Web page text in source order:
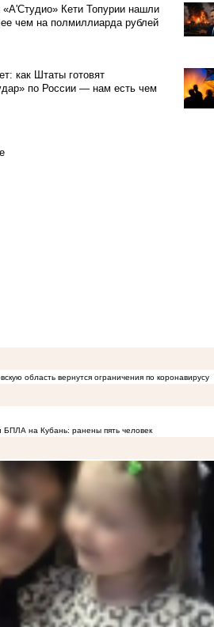
«А'Студио» Кети Топурии нашли
чем на полмиллиарда рублей
как Штаты готовят
по России — нам есть чем
область вернутся ограничения по коронавирусу
БПЛА на Кубань: ранены пять человек